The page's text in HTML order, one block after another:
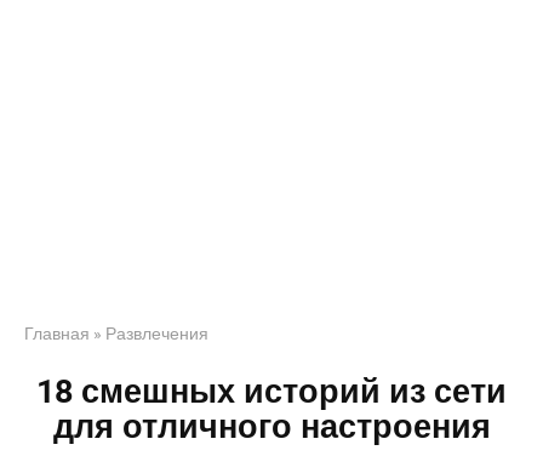
Главная » Развлечения
18 смешных историй из сети
для отличного настроения